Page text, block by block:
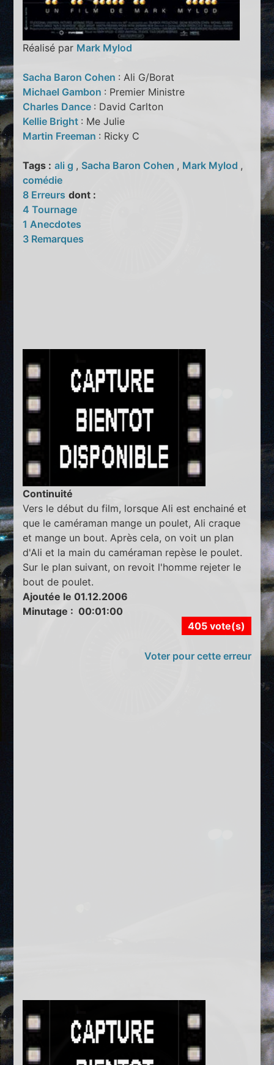
Réalisé par Mark Mylod
Sacha Baron Cohen : Ali G/Borat
Michael Gambon : Premier Ministre
Charles Dance : David Carlton
Kellie Bright : Me Julie
Martin Freeman : Ricky C
Tags : ali g , Sacha Baron Cohen , Mark Mylod ,
comédie
8 Erreurs dont :
4 Tournage
1 Anecdotes
3 Remarques
Continuité
Vers le début du film, lorsque Ali est enchainé et
que le caméraman mange un poulet, Ali craque
et mange un bout. Après cela, on voit un plan
d'Ali et la main du caméraman repèse le poulet.
Sur le plan suivant, on revoit l'homme rejeter le
bout de poulet.
Ajoutée le 01.12.2006
Minutage : 00:01:00
405 vote(s)
Voter pour cette erreur